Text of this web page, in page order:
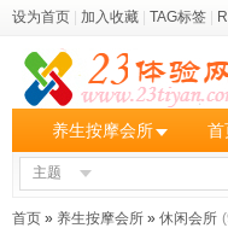
设为首页 加入收藏 TAG标签
养生按摩会所 首
主题
首页 » 养生按摩会所 » 休闲会所